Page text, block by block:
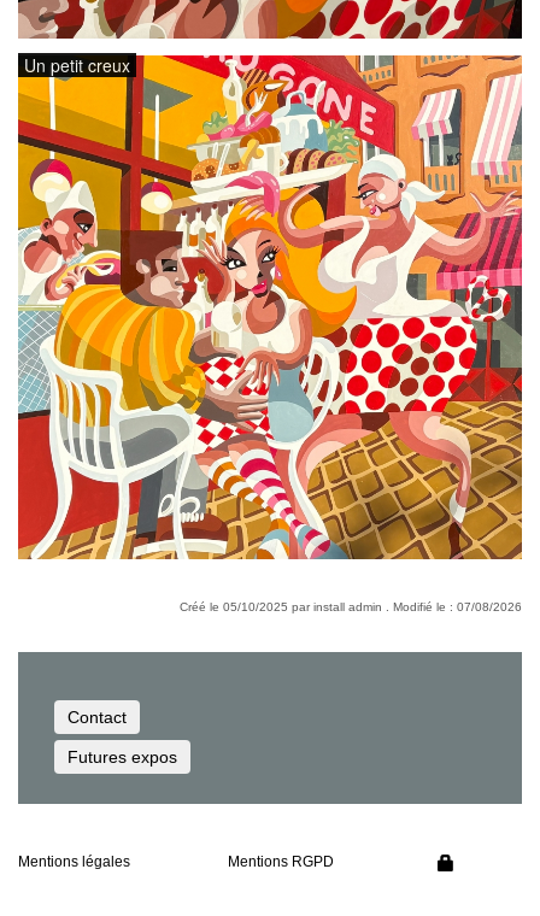
Un petit creux
Créé le 05/10/2025 par install admin . Modifié le : 07/08/2026
Contact
Futures expos
Mentions légales Mentions RGPD